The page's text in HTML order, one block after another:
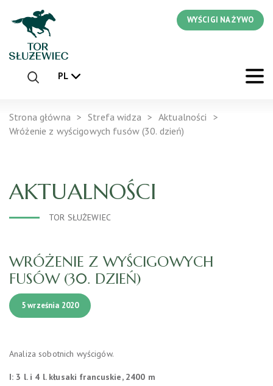
WYŚCIGI NA ŻYWO
PL
Strona główna Strefa widza
Aktualności
Wróżenie z wyścigowych fusów (30. dzień)
AKTUALNOŚCI
TOR SŁUŻEWIEC
WRÓŻENIE Z WYŚCIGOWYCH
FUSÓW (30. DZIEŃ)
5 września 2020
Analiza sobotnich wyścigów.
I: 3 l. i 4 l. kłusaki francuskie, 2400 m